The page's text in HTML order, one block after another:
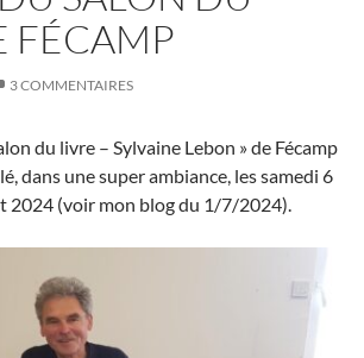
FÉCAMP
3 COMMENTAIRES
du livre – Sylvaine Lebon » de Fécamp
dans une super ambiance, les samedi 6
2024 (voir mon blog du 1/7/2024).